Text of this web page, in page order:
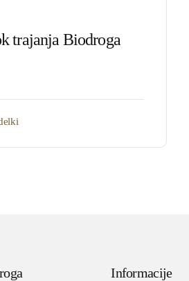
trajanja Biodroga
Informacije